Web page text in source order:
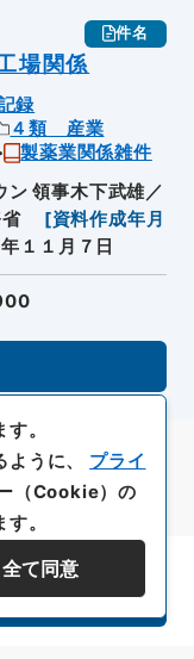
件名
場関係
録
４類 産業
製薬業関係雑件
ン 領事木下武雄／
[資料作成年月
１１月７日
る
。
うに、 プライ
（Cookie）の
。
全て同意